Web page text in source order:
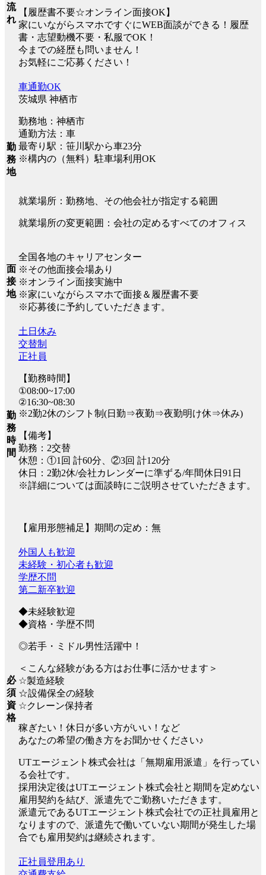
流
れ
【履歴書不要☆オンライン面接OK】
家にいながらスマホですぐにWEB面談ができる！履歴
書・志望動機不要・私服でOK！
今までの経歴も問いません！
お気軽にご応募ください！
勤
務
地
車通勤OK
茨城県 神栖市
勤務地：神栖市
通勤方法：車
最寄り駅：笹川駅から車23分
※構内の（無料）駐車場利用OK
就業場所：勤務地、その他会社が指定する範囲
就業場所の変更範囲：会社の定めるすべてのオフィス
面
接
地
全国各地のキャリアセンター
※その他面接会場あり
※オンライン面接実施中
※家にいながらスマホで面接＆履歴書不要
※応募後に予約していただきます。
勤
務
時
間
土日休み
交替制
正社員
【勤務時間】
①08:00~17:00
②16:30~08:30
※2勤2休のシフト制(日勤⇒夜勤⇒夜勤明け休⇒休み)
【備考】
勤務：2交替
休憩：①1回 計60分、②3回 計120分
休日：2勤2休/会社カレンダーに準ずる/年間休日91日
※詳細については面談時にご説明させていただきます。
【雇用形態補足】期間の定め：無
必
須
資
格
外国人も歓迎
未経験・初心者も歓迎
学歴不問
第二新卒歓迎
◆未経験歓迎
◆資格・学歴不問
◎若手・ミドル男性活躍中！
＜こんな経験がある方はお仕事に活かせます＞
☆製造経験
☆設備保全の経験
☆クレーン保持者
稼ぎたい！休日が多い方がいい！など
あなたの希望の働き方をお聞かせください♪
UTエージェント株式会社は「無期雇用派遣」を行ってい
る会社です。
採用決定後はUTエージェント株式会社と期間を定めない
雇用契約を結び、派遣先でご勤務いただきます。
派遣元であるUTエージェント株式会社での正社員雇用と
なりますので、派遣先で働いていない期間が発生した場
合でも雇用契約は継続されます。
正社員登用あり